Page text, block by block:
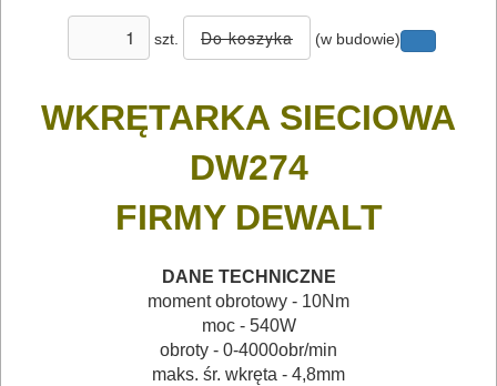
AKCESORIA
ELEKTRONARZĘDZI
MAGAZYNOWANIE
TRANSPORTOWANIE
POMIAROWE
BUDOWLANE
szt. (w budowie)
WKRĘTARKA SIECIOWA
DW274
FIRMY DEWALT
DANE TECHNICZNE
moment obrotowy - 10Nm
moc - 540W
obroty - 0-4000obr/min
maks. śr. wkręta - 4,8mm